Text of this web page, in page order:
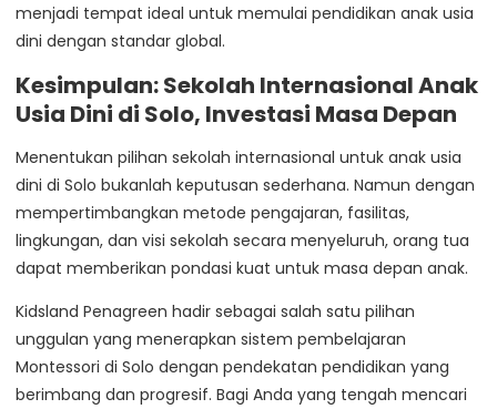
menjadi tempat ideal untuk memulai pendidikan anak usia
dini dengan standar global.
Kesimpulan: Sekolah Internasional Anak
Usia Dini di Solo, Investasi Masa Depan
Menentukan pilihan sekolah internasional untuk anak usia
dini di Solo bukanlah keputusan sederhana. Namun dengan
mempertimbangkan metode pengajaran, fasilitas,
lingkungan, dan visi sekolah secara menyeluruh, orang tua
dapat memberikan pondasi kuat untuk masa depan anak.
Kidsland Penagreen hadir sebagai salah satu pilihan
unggulan yang menerapkan sistem pembelajaran
Montessori di Solo dengan pendekatan pendidikan yang
berimbang dan progresif. Bagi Anda yang tengah mencari